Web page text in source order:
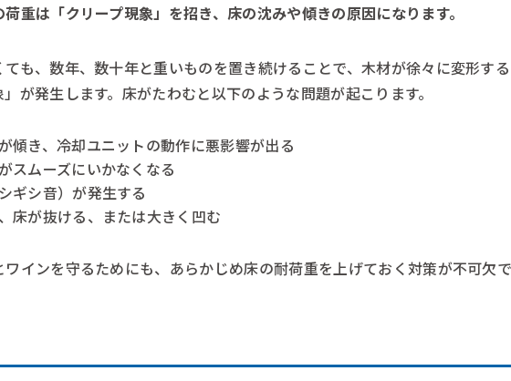
重は「クリープ現象」を招き、床の沈みや傾きの原因になります。
も、数年、数十年と重いものを置き続けることで、木材が徐々に変形する
」が発生します。床がたわむと以下のような問題が起こります。
傾き、冷却ユニットの動作に悪影響が出る
スムーズにいかなくなる
ギシ音）が発生する
床が抜ける、または大きく凹む
ワインを守るためにも、あらかじめ床の耐荷重を上げておく対策が不可欠で